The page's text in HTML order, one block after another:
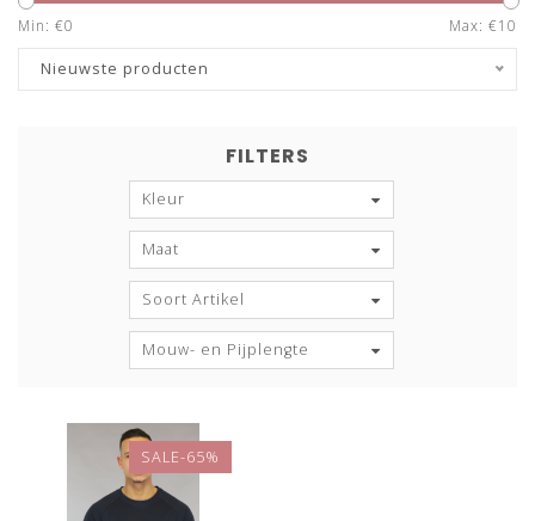
Min: €0 Max: €10
Nieuwste producten
FILTERS
Kleur
Maat
Soort Artikel
Mouw- en Pijplengte
SALE-65%